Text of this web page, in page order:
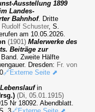
Ausstellung 1899
Landes-
Bahnhof. Dritte
Schuster, S.
am 10.05.2026.
(1901) Malerwerke des
Beiträge zur
Zweite Hälfte
Dresden: Fr. von
🔗Externe Seite ⬈
in
(Di, 05.01.1915)
Nr 18092. Abendblatt.